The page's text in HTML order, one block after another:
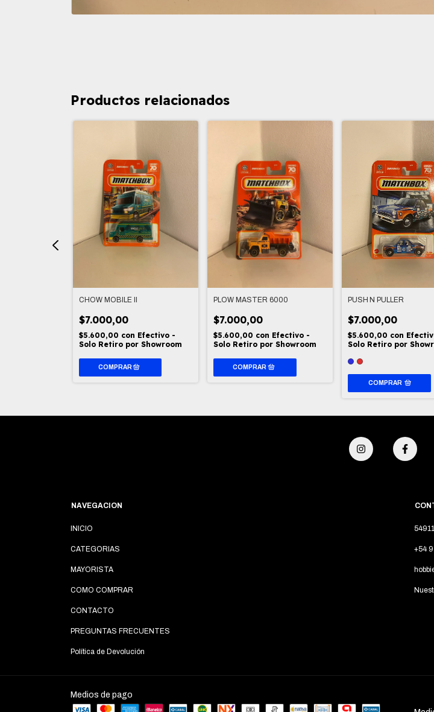
Productos relacionados
CHOW MOBILE II
$7.000,00
$5.600,00 con Efectivo -
Solo Retiro por Showroom
PLOW MASTER 6000
$7.000,00
$5.600,00 con Efectivo -
Solo Retiro por Showroom
PUSH´N PULLER
$7.000,00
$5.600,00 con
Solo Retiro por
COMPRAR
NAVEGACION
INICIO
CATEGORIAS
MAYORISTA
COMO COMPRAR
CONTACTO
PREGUNTAS FRECUENTES
Política de Devolución
+54
Medios de pago